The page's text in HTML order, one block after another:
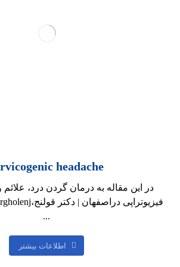
headache
در این مقاله به درمان گردن درد،
...
اطلاعات بیشتر